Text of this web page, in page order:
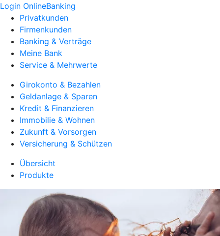
Login OnlineBanking
Privatkunden
Firmenkunden
Banking & Verträge
Meine Bank
Service & Mehrwerte
Girokonto & Bezahlen
Geldanlage & Sparen
Kredit & Finanzieren
Immobilie & Wohnen
Zukunft & Vorsorgen
Versicherung & Schützen
Übersicht
Produkte